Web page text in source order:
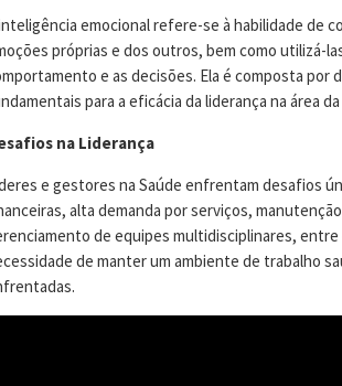
emocional refere-se à habilidade de
próprias e dos outros, bem como utilizá-
e as decisões. Ela é composta por
para a eficácia da liderança na área
na Liderança
e gestores na Saúde enfrentam desafios
alta demanda por serviços,
de equipes multidisciplinares,
de manter um ambiente de trabalho